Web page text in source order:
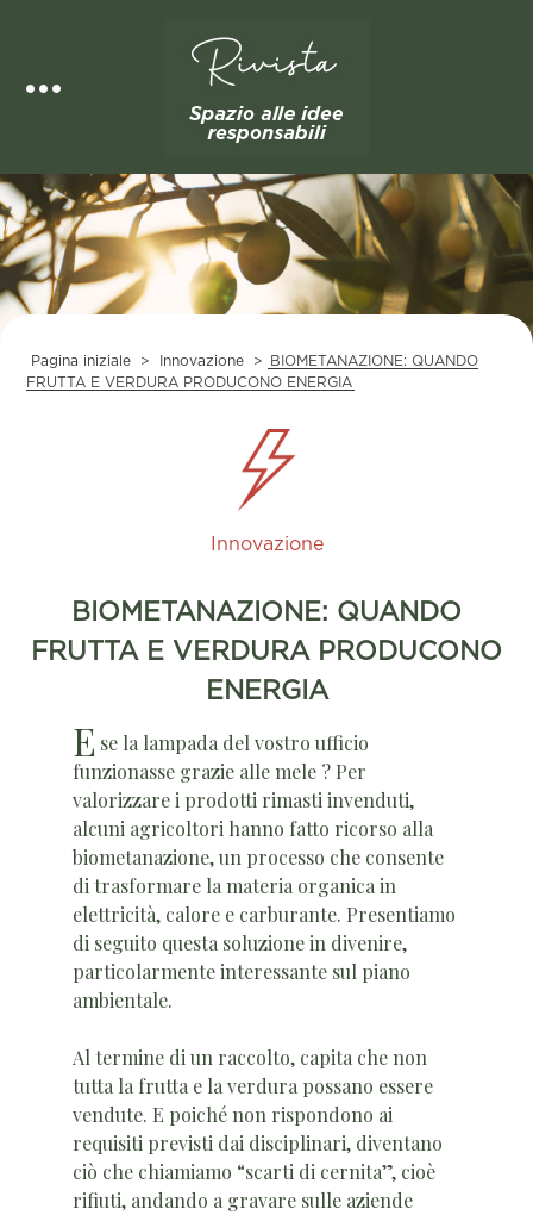
Pagina iniziale > Innovazione >
BIOMETANAZIONE: QUANDO
FRUTTA E VERDURA PRODUCONO ENERGIA
Innovazione
BIOMETANAZIONE: QUANDO
FRUTTA E VERDURA PRODUCONO
ENERGIA
E se la lampada del vostro ufficio
funzionasse grazie alle mele ? Per
valorizzare i prodotti rimasti invenduti,
alcuni agricoltori hanno fatto ricorso alla
biometanazione, un processo che consente
di trasformare la materia organica in
elettricità, calore e carburante. Presentiamo
di seguito questa soluzione in divenire,
particolarmente interessante sul piano
ambientale.
Al termine di un raccolto, capita che non
tutta la frutta e la verdura possano essere
vendute. E poiché non rispondono ai
requisiti previsti dai disciplinari, diventano
ciò che chiamiamo “scarti di cernita”, cioè
rifiuti, andando a gravare sulle aziende